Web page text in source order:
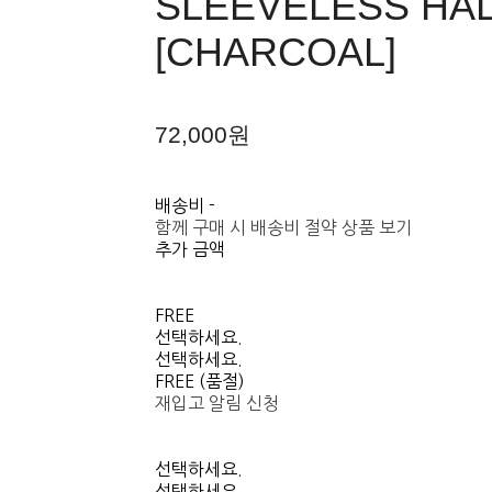
[CHARCOAL]
72,000원
배송비 -
함께 구매 시 배송비 절약 상품 보기
추가 금액
FREE
선택하세요.
선택하세요.
FREE (품절)
재입고 알림 신청
선택하세요.